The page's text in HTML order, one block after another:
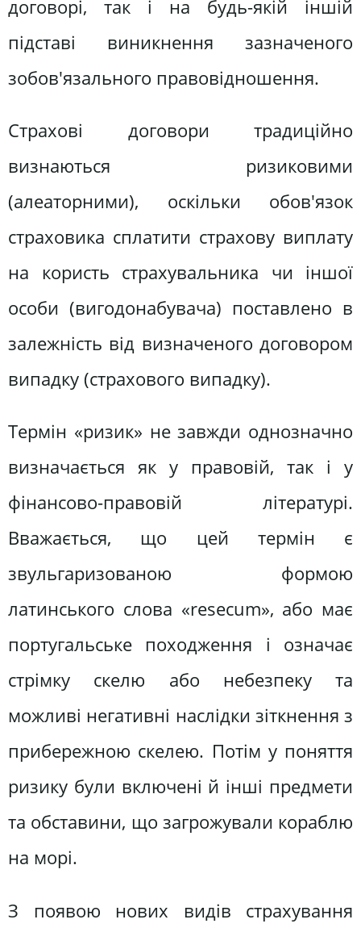
договорі, так і на будь-якій іншій
підставі виникнення зазначеного
зобов'язального правовідношення.
Страхові договори традиційно
визнаються ризиковими
(алеаторними), оскільки обов'язок
страховика сплатити страхову виплату
на користь страхувальника чи іншої
особи (вигодонабувача) поставлено в
залежність від визначеного договором
випадку (страхового випадку).
Термін «ризик» не завжди однозначно
визначається як у правовій, так і у
фінансово-правовій літературі.
Вважається, що цей термін є
звульгаризованою формою
латинського слова «resecum», або має
португальське походження і означає
стрімку скелю або небезпеку та
можливі негативні наслідки зіткнення з
прибережною скелею. Потім у поняття
ризику були включені й інші предмети
та обставини, що загрожували кораблю
на морі.
З появою нових видів страхування